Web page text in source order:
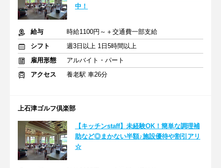
中！
給与
時給1100円～＋交通費一部支給
シフト
週3日以上 1日5時間以上
雇用形態
アルバイト・パート
アクセス
養老駅 車26分
上石津ゴルフ倶楽部
【キッチンstaff】未経験OK！簡単な調理補
助など◎まかない半額♪施設優待や割引アリ
☆